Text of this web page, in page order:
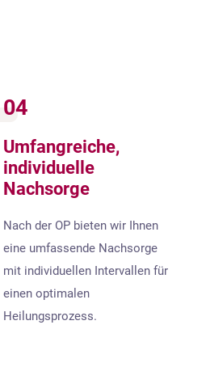
04
Umfangreiche,
individuelle
Nachsorge
Nach der OP bieten wir Ihnen
eine umfassende Nachsorge
mit individuellen Intervallen für
einen optimalen
Heilungsprozess.